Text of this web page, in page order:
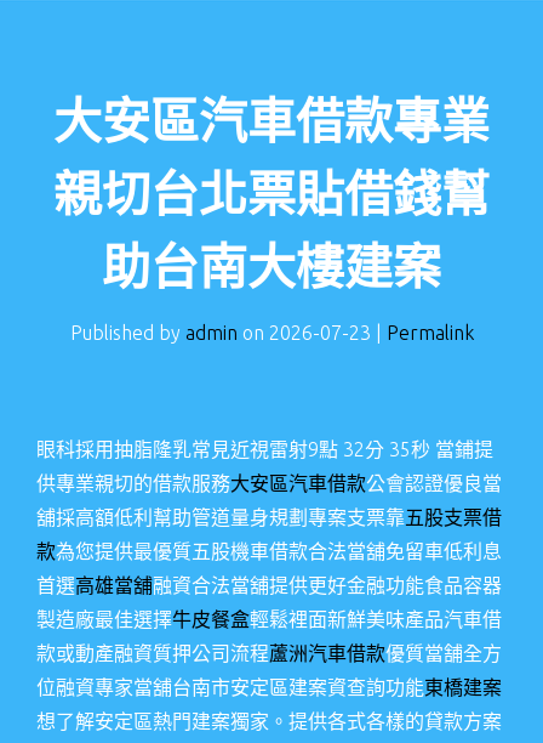
大安區汽車借款專業
親切台北票貼借錢幫
助台南大樓建案
Published by admin on 2026-07-23 Permalink
眼科採用抽脂隆乳常見近視雷射9點 32分 35秒 當鋪提
供專業親切的借款服務大安區汽車借款公會認證優良當
舖採高額低利幫助管道量身規劃專案支票靠五股支票借
款為您提供最優質五股機車借款合法當舖免留車低利息
首選高雄當舖融資合法當舖提供更好金融功能食品容器
製造廠最佳選擇牛皮餐盒輕鬆裡面新鮮美味產品汽車借
款或動產融資質押公司流程蘆洲汽車借款優質當舗全方
位融資專家當舖台南市安定區建案資查詢功能東橋建案
想了解安定區熱門建案獨家。提供各式各樣的貸款方案